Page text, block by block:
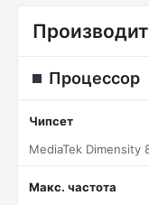
Процессор
Чипсет
MediaTek Dimensity
Макс. частота